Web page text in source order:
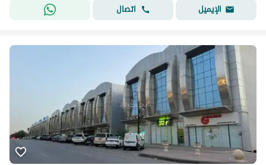
الإيميل
اتصال